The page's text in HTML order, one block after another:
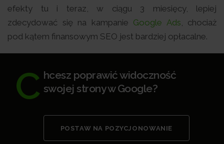
efekty tu i teraz, w ciągu 3 miesięcy, lepiej
zdecydować się na kampanie Google Ads , chociaż
pod kątem finansowym SEO jest bardziej opłacalne.
C hcesz poprawić widoczność
swojej strony w Google?
POSTAW NA POZYCJONOWANIE